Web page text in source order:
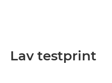
Lav testprint